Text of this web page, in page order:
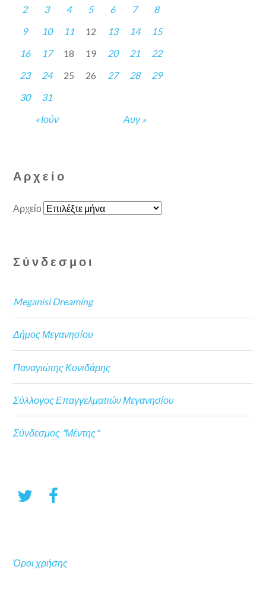
« Ιούν Αυγ »
2
3 4 5 6 7
8
9
10 11 12 13 14
15
16
17 18 19 20 21
22
23
24 25 26 27 28
29
30
31
Αρχείο
Αρχείο
Σύνδεσμοι
Meganisi Dreaming
Δήμος Μεγανησίου
Παναγιώτης Κονιδάρης
Σύλλογος Επαγγελματιών Μεγανησίου
Σύνδεσμος "Μέντης"
Όροι χρήσης